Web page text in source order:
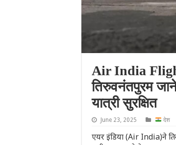
Air India
तिरुवनंतपुरम जाने
यात्री सुरक्षित
June 23, 2025 देश
एयर इंडिया (Air India)ने